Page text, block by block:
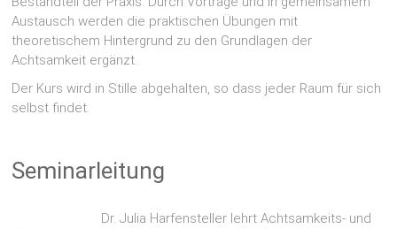
Austausch werden die praktischen Übungen mit
theoretischem Hintergrund zu den Grundlagen der
Achtsamkeit ergänzt.
Der Kurs wird in Stille abgehalten, so dass jeder Raum für sich
selbst findet.
Seminarleitung
Dr. Julia Harfensteller lehrt Achtsamkeits- und